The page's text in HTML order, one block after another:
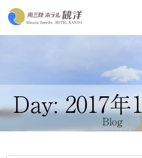
Day: 2017年
Blog